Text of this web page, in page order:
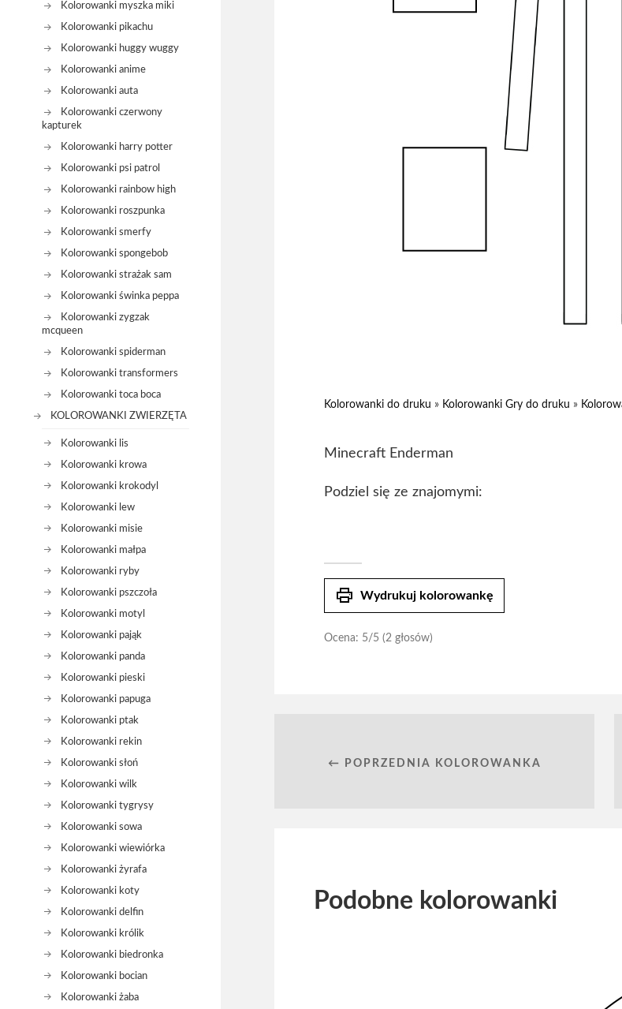
Kolorowanki myszka miki
Kolorowanki pikachu
Kolorowanki huggy wuggy
Kolorowanki anime
Kolorowanki auta
Kolorowanki czerwony
kapturek
Kolorowanki harry potter
Kolorowanki psi patrol
Kolorowanki rainbow high
Kolorowanki roszpunka
Kolorowanki smerfy
Kolorowanki spongebob
Kolorowanki strażak sam
Kolorowanki świnka peppa
Kolorowanki zygzak
mcqueen
Kolorowanki spiderman
Kolorowanki transformers
Kolorowanki toca boca
KOLOROWANKI ZWIERZĘTA
Kolorowanki lis
Kolorowanki krowa
Kolorowanki krokodyl
Kolorowanki lew
Kolorowanki misie
Kolorowanki małpa
Kolorowanki ryby
Kolorowanki pszczoła
Kolorowanki motyl
Kolorowanki pająk
Kolorowanki panda
Kolorowanki pieski
Kolorowanki papuga
Kolorowanki ptak
Kolorowanki rekin
Kolorowanki słoń
Kolorowanki wilk
Kolorowanki tygrysy
Kolorowanki sowa
Kolorowanki wiewiórka
Kolorowanki żyrafa
Kolorowanki koty
Kolorowanki delfin
Kolorowanki królik
Kolorowanki biedronka
Kolorowanki bocian
Kolorowanki żaba
Kolorowanki do druku » Kolorowanki Gry do druku »
Minecraft Enderman
Podziel się ze znajomymi:
print Wydrukuj kolorowankę
Ocena: 5/5 (2 głosów)
← POPRZEDNIA KOLOROWANKA
Podobne kolorowanki